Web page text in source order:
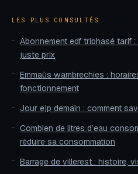
LES PLUS CONSULTÉS
Abonnement edf triphasé tarif
juste prix
Emmaüs wambrechies :
fonctionnement
Jour ejp demain : comment
Combien de litres d’eau
réduire sa consommation
Barrage de villerest : histoire,